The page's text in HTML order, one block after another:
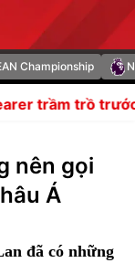
Championship
tiền vệ của
nên gọi
Á
đã có những